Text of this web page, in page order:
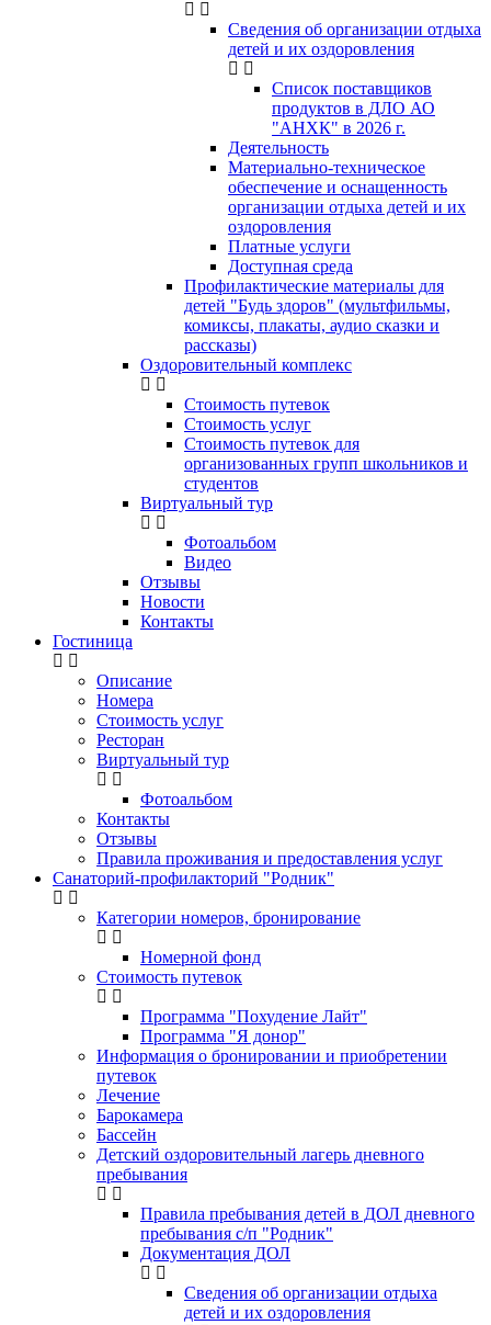
Сведения об организации отдыха
детей и их оздоровления
Список поставщиков
продуктов в ДЛО АО
"АНХК" в 2026 г.
Деятельность
Материально-техническое
обеспечение и оснащенность
организации отдыха детей и их
оздоровления
Платные услуги
Доступная среда
Профилактические материалы для
детей "Будь здоров" (мультфильмы,
комиксы, плакаты, аудио сказки и
рассказы)
Оздоровительный комплекс
Стоимость путевок
Стоимость услуг
Стоимость путевок для
организованных групп школьников и
студентов
Виртуальный тур
Фотоальбом
Видео
Отзывы
Новости
Контакты
Гостиница
Описание
Номера
Стоимость услуг
Ресторан
Виртуальный тур
Фотоальбом
Контакты
Отзывы
Правила проживания и предоставления услуг
Санаторий-профилакторий "Родник"
Категории номеров, бронирование
Номерной фонд
Стоимость путевок
Программа "Похудение Лайт"
Программа "Я донор"
Информация о бронировании и приобретении
путевок
Лечение
Барокамера
Бассейн
Детский оздоровительный лагерь дневного
пребывания
Правила пребывания детей в ДОЛ дневного
пребывания с/п "Родник"
Документация ДОЛ
Сведения об организации отдыха
детей и их оздоровления